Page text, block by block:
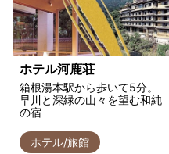
ホテル河鹿荘
箱根湯本駅から歩いて5分。
早川と深緑の山々を望む和純
の宿
ホテル/旅館